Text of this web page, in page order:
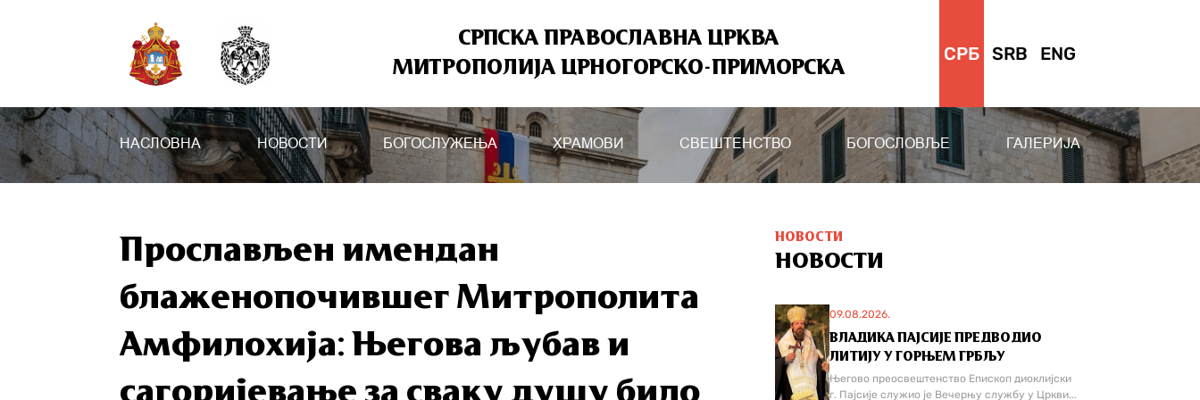
СРПСКА ПРАВОСЛАВНА ЦРКВА
МИТРОПОЛИЈА ЦРНОГОРСКО-ПРИМОРСКА
СРБ SRB ENG
НАСЛОВНА НОВОСТИ БОГОСЛУЖЕЊА ХРАМОВИ СВЕШТЕНСТВО БОГОСЛОВЉЕ ГАЛЕРИЈА
Прослављен имендан
блаженопочившег Митрополита
Амфилохија: Његова љубав и
сагоријевање за сваку душу било
НОВОСТИ
НОВОСТИ
09.08.2026.
ВЛАДИКА ПАЈСИЈЕ ПРЕДВОДИО
ЛИТИЈУ У ГОРЊЕМ ГРБЉУ
Његово преосвештенство Епископ диоклијски
г. Пајсије служио је Вечерњу службу у Цркви...